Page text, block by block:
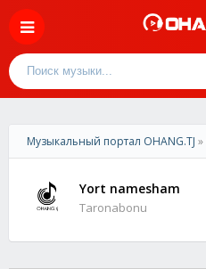
Музыкальный портал OHANG.TJ »
Yort namesham
Taronabonu